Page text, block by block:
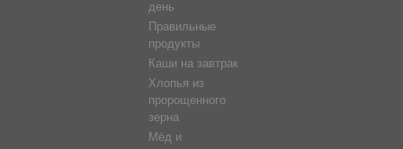
день
Правильные
продукты
Каши на завтрак
Хлопья из
пророщенного
зерна
Мёд и